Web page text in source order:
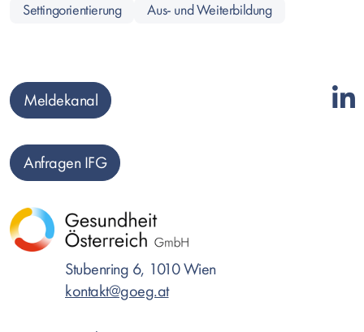
Settingorientierung
Aus- und Weiterbildung
Stubenring 6, 1010 Wien
kontakt@goeg.at
Meldekanal
Anfragen IFG